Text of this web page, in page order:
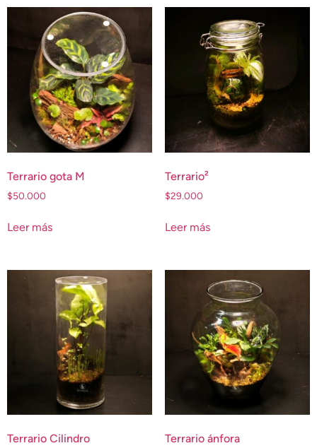
Terrario gota M
$50.000
Leer más
Terrario²
$29.000
Leer más
Terrario Cilindro Terrario ánfora